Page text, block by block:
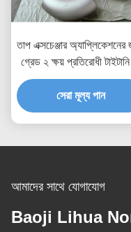
তাপ এক্সচেঞ্জার
গ্রেড ২ ক্ষয় প্রতিরোধী
টিউব এবং পাইপ
সেরা মূল্য পান
আমাদের সাথে যোগাযোগ
Baoji Lihua